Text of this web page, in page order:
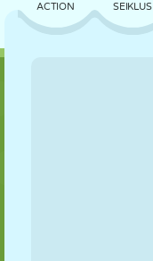
ACTION SEIKLUS